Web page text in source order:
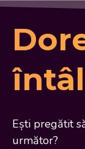
Ești pregătit
următor?